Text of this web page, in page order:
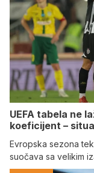
UEFA tabela ne
koeficijent –
Evropska sezona
suočava sa velikim